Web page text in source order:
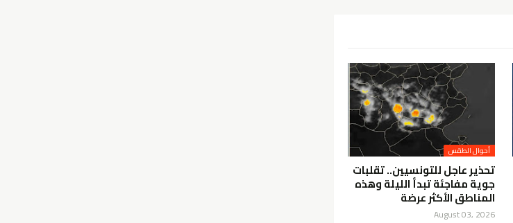
أحوال الطقس
تحذير عاجل للتونسيين.. تقلبات
جوية مفاجئة تبدأ الليلة وهذه
المناطق الأكثر عرضة
August 03, 2026